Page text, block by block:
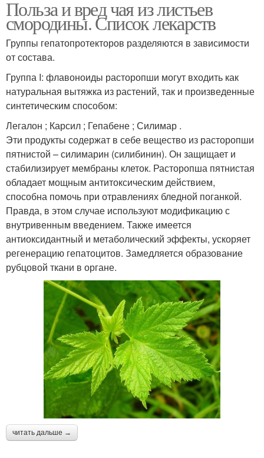
Польза и вред чая из листьев
смородины. Список лекарств
Группы гепатопротекторов разделяются в зависимости
от состава.
Группа I: флавоноиды расторопши могут входить как
натуральная вытяжка из растений, так и произведенные
синтетическим способом:
Легалон ; Карсил ; Гепабене ; Силимар .
Эти продукты содержат в себе вещество из расторопши
пятнистой – силимарин (силибинин). Он защищает и
стабилизирует мембраны клеток. Расторопша пятнистая
обладает мощным антитоксическим действием,
способна помочь при отравлениях бледной поганкой.
Правда, в этом случае используют модификацию с
внутривенным введением. Также имеется
антиоксидантный и метаболический эффекты, ускоряет
регенерацию гепатоцитов. Замедляется образование
рубцовой ткани в органе.
читать дальше →